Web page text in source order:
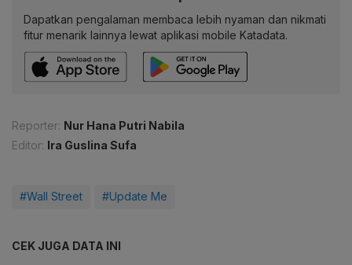
Dapatkan pengalaman membaca lebih nyaman dan nikmati
fitur menarik lainnya lewat aplikasi mobile Katadata.
Reporter: Nur Hana Putri Nabila
Editor: Ira Guslina Sufa
#Wall Street #Update Me
CEK JUGA DATA INI